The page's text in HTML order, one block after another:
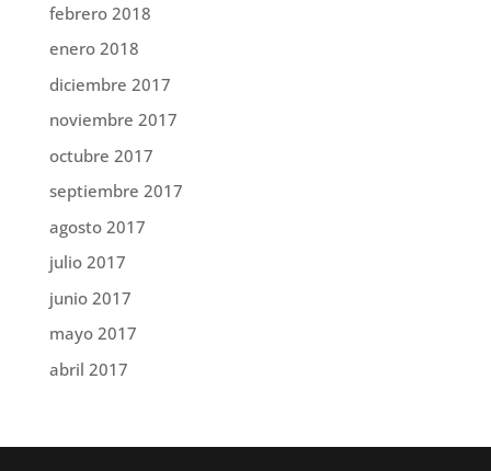
febrero 2018
enero 2018
diciembre 2017
noviembre 2017
octubre 2017
septiembre 2017
agosto 2017
julio 2017
junio 2017
mayo 2017
abril 2017